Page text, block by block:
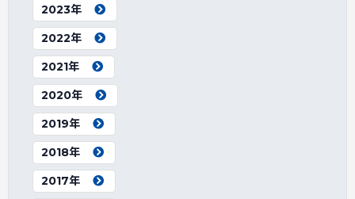
2023年
2022年
2021年
2020年
2019年
2018年
2017年